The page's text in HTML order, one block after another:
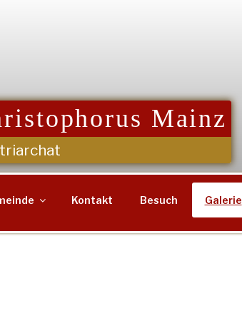
Mainz
Kontakt Besuch Galerie